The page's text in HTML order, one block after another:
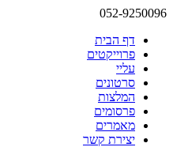
052-9250096
דף הבית
פרוייקטים
עליי
סרטונים
המלצות
פרסומים
מאמרים
יצירת קשר